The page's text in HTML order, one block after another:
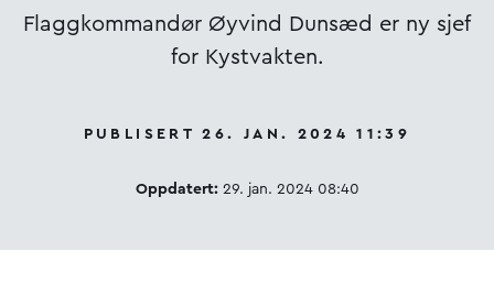
Flaggkommandør Øyvind Dunsæd er ny sjef
for Kystvakten.
PUBLISERT 26. JAN. 2024 11:39
Oppdatert:29. jan. 2024 08:40